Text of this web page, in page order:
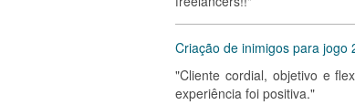
Criação de inimigos para jogo
"Cliente cordial, objetivo e
experiência foi positiva."